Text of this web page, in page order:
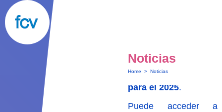
Noticias
Home > Noticias
Anuncio de la
Se ha publicado en el
para el 2025.
Puede acceder